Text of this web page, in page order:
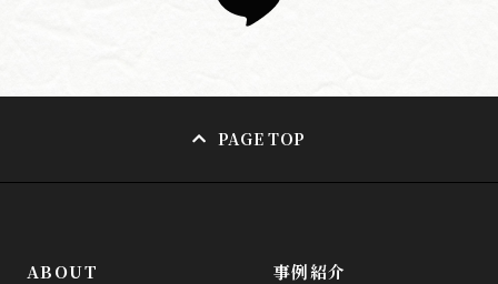
PAGE TOP
ABOUT 事例紹介